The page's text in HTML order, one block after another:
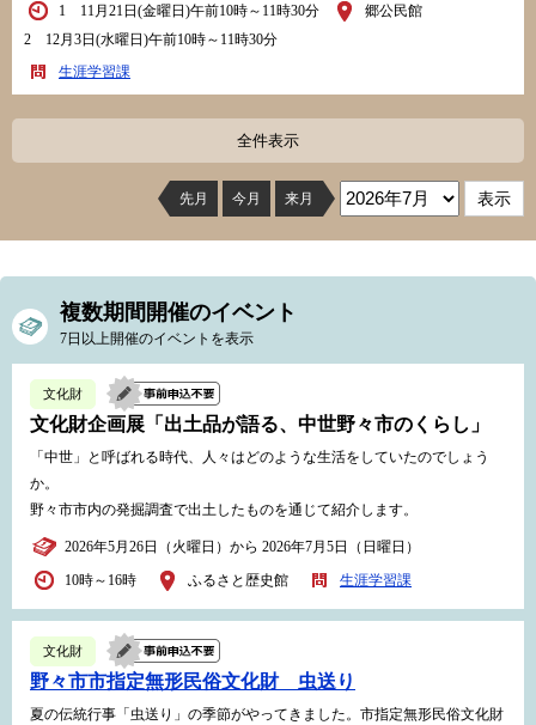
1 11月21日(金曜日)午前10時～11時30分
2 12月3日(水曜日)午前10時～11時30分
郷公民館
生涯学習課
全件表示
先月 今月 来月
複数期間開催のイベント
7日以上開催のイベントを表示
文化財
文化財企画展「出土品が語る、中世野々市のくらし」
「中世」と呼ばれる時代、人々はどのような生活をしていたのでしょう
か。
野々市市内の発掘調査で出土したものを通じて紹介します。
2026年5月26日（火曜日）から 2026年7月5日（日曜日）
10時～16時 ふるさと歴史館 生涯学習課
文化財
野々市市指定無形民俗文化財 虫送り
夏の伝統行事「虫送り」の季節がやってきました。市指定無形民俗文化財